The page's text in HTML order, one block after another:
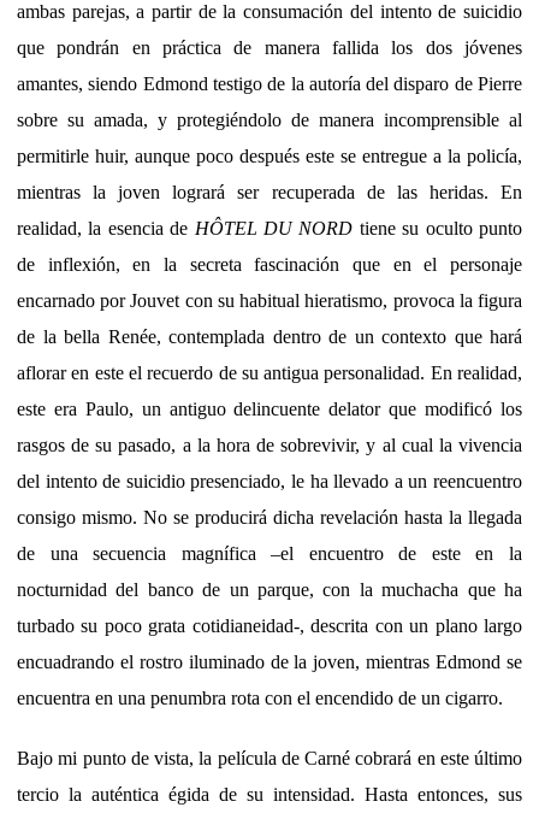
ambas parejas, a partir de la consumación del intento de suicidio
que pondrán en práctica de manera fallida los dos jóvenes
amantes, siendo Edmond testigo de la autoría del disparo de Pierre
sobre su amada, y protegiéndolo de manera incomprensible al
permitirle huir, aunque poco después este se entregue a la policía,
mientras la joven logrará ser recuperada de las heridas. En
realidad, la esencia de HÔTEL DU NORD tiene su oculto punto
de inflexión, en la secreta fascinación que en el personaje
encarnado por Jouvet con su habitual hieratismo, provoca la figura
de la bella Renée, contemplada dentro de un contexto que hará
aflorar en este el recuerdo de su antigua personalidad. En realidad,
este era Paulo, un antiguo delincuente delator que modificó los
rasgos de su pasado, a la hora de sobrevivir, y al cual la vivencia
del intento de suicidio presenciado, le ha llevado a un reencuentro
consigo mismo. No se producirá dicha revelación hasta la llegada
de una secuencia magnífica –el encuentro de este en la
nocturnidad del banco de un parque, con la muchacha que ha
turbado su poco grata cotidianeidad-, descrita con un plano largo
encuadrando el rostro iluminado de la joven, mientras Edmond se
encuentra en una penumbra rota con el encendido de un cigarro.
Bajo mi punto de vista, la película de Carné cobrará en este último
tercio la auténtica égida de su intensidad. Hasta entonces, sus